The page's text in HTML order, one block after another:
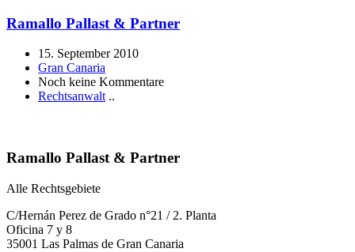
Ramallo Pallast & Partner
15. September 2010
Gran Canaria
Noch keine Kommentare
Rechtsanwalt..
Ramallo Pallast & Partner
Alle Rechtsgebiete
C/Hernán Perez de Grado n°21 / 2. Planta
Oficina 7 y 8
35001 Las Palmas de Gran Canaria